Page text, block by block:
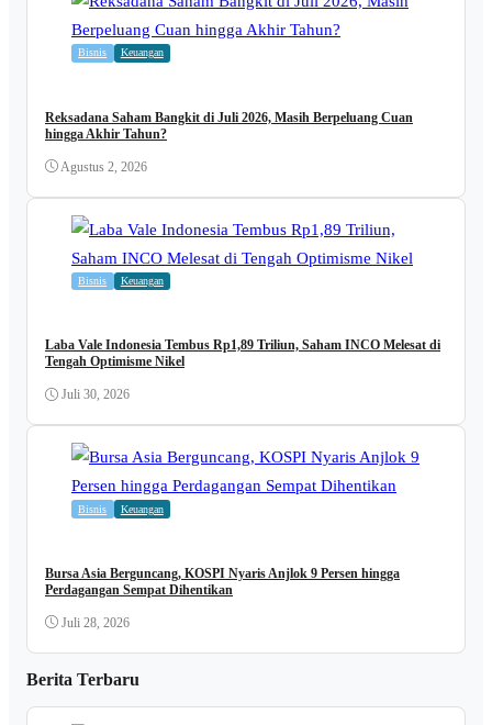
Bisnis Keuangan
Reksadana Saham Bangkit di Juli 2026, Masih Berpeluang Cuan
hingga Akhir Tahun?
Agustus 2, 2026
Bisnis Keuangan
Laba Vale Indonesia Tembus Rp1,89 Triliun, Saham INCO Melesat di
Tengah Optimisme Nikel
Juli 30, 2026
Bisnis Keuangan
Bursa Asia Berguncang, KOSPI Nyaris Anjlok 9 Persen hingga
Perdagangan Sempat Dihentikan
Juli 28, 2026
Berita Terbaru